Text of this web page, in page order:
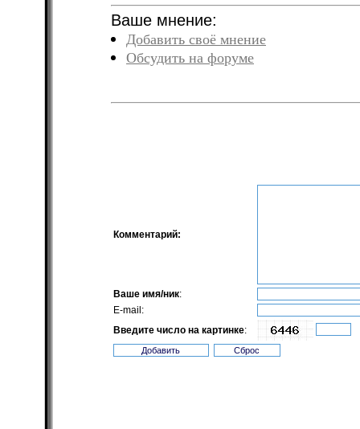
Ваше мнение:
Добавить своё мнение
Обсудить на форуме
Комментарий:
Ваше имя/ник:
E-mail:
Введите число на картинке: